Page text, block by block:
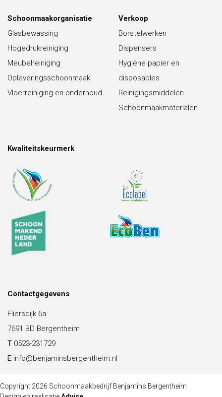
Schoonmaakorganisatie
Glasbewassing
Hogedrukreiniging
Meubelreiniging
Opleveringsschoonmaak
Vloerreiniging en onderhoud
Verkoop
Borstelwerken
Dispensers
Hygiëne papier en
disposables
Reinigingsmiddelen
Schoonmaakmaterialen
Kwaliteitskeurmerk
Contactgegevens
Fliersdijk 6a
7691 BD Bergentheim
T 0523-231729
E info@benjaminsbergentheim.nl
Copyright 2026 Schoonmaakbedrijf Benjamins Bergentheim